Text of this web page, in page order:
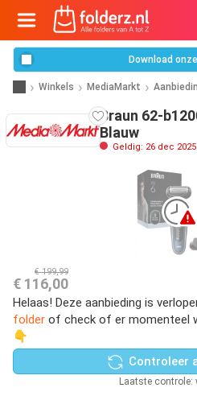
Download
Winkels MediaMarkt
Braun 62-
Blauw
Geldig: 26 dec
€ 199,99
€ 116,00
Helaas! Deze aanbieding is
folder of check of er momenteel
👇
Controleer
Laatste controle: